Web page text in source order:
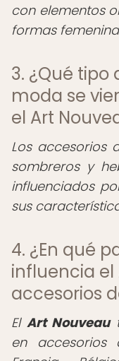
con elementos
formas
3. ¿Qué tipo
moda se
el Art
Los accesorios
sombreros y
influenciados
sus
4. ¿En qué
influencia el
accesorios
El Art Nouveau
en